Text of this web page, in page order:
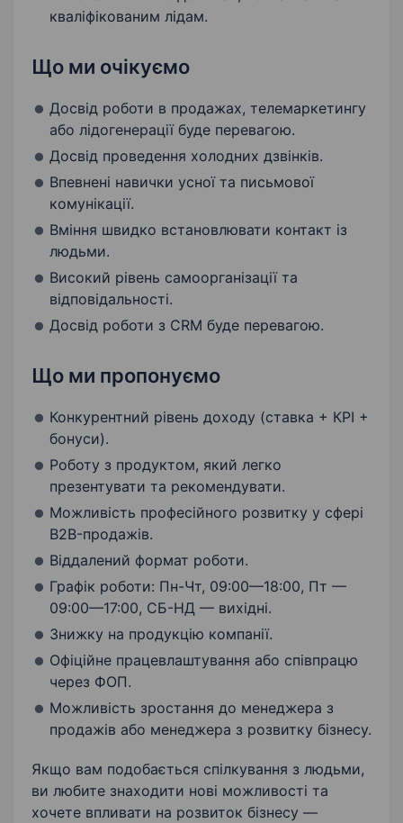
кваліфікованим лідам.
Що ми очікуємо
Досвід роботи в продажах, телемаркетингу
або лідогенерації буде перевагою.
Досвід проведення холодних дзвінків.
Впевнені навички усної та письмової
комунікації.
Вміння швидко встановлювати контакт із
людьми.
Високий рівень самоорганізації та
відповідальності.
Досвід роботи з CRM буде перевагою.
Що ми пропонуємо
Конкурентний рівень доходу (ставка + КРІ +
бонуси).
Роботу з продуктом, який легко
презентувати та рекомендувати.
Можливість професійного розвитку у сфері
B2B-продажів.
Віддалений формат роботи.
Графік роботи: Пн-Чт, 09:00—18:00, Пт —
09:00—17:00, СБ-НД — вихідні.
Знижку на продукцію компанії.
Офіційне працевлаштування або співпрацю
через ФОП.
Можливість зростання до менеджера з
продажів або менеджера з розвитку бізнесу.
Якщо вам подобається спілкування з людьми,
ви любите знаходити нові можливості та
хочете впливати на розвиток бізнесу —